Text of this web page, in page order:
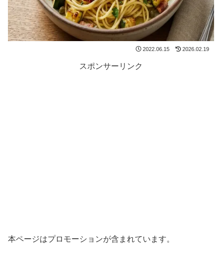
2022.06.15 2026.02.19
スポンサーリンク
本ページはプロモーションが含まれています。